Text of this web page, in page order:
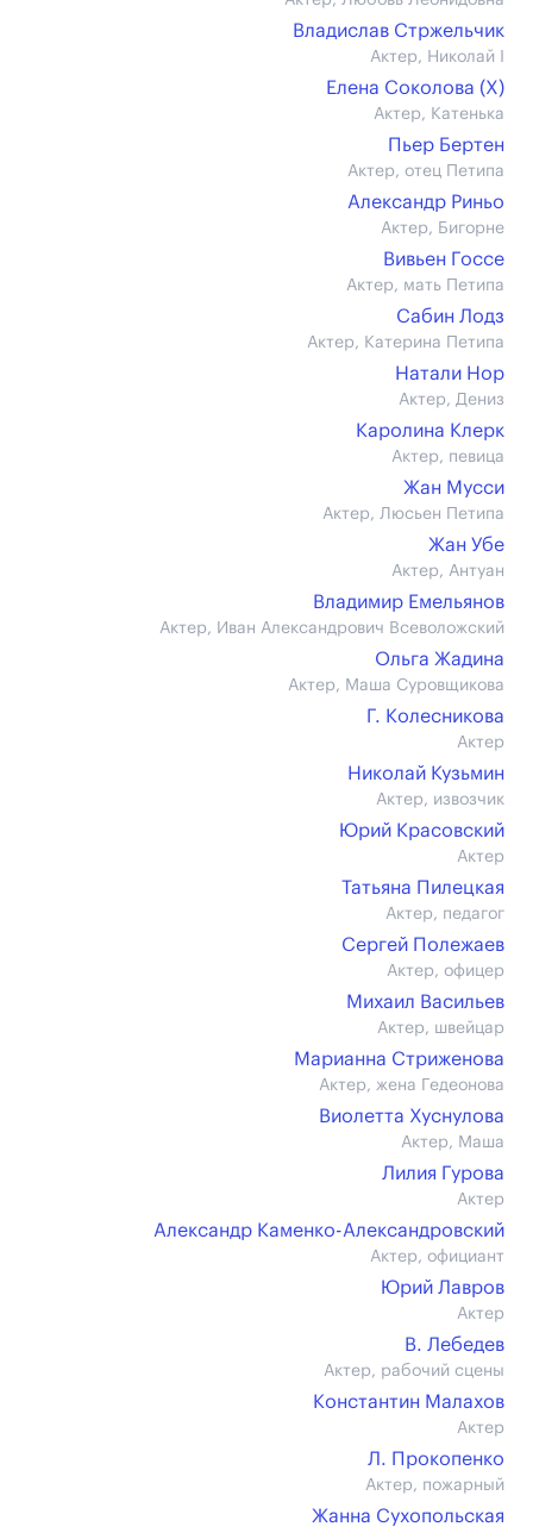
Владислав Стржельчик
Актер, Николай I
Елена Соколова (X)
Актер, Катенька
Пьер Бертен
Актер, отец Петипа
Александр Риньо
Актер, Бигорне
Вивьен Госсе
Актер, мать Петипа
Сабин Лодз
Актер, Катерина Петипа
Натали Нор
Актер, Дениз
Каролина Клерк
Актер, певица
Жан Мусси
Актер, Люсьен Петипа
Жан Убе
Актер, Антуан
Владимир Емельянов
Актер, Иван Александрович Всеволожский
Ольга Жадина
Актер, Маша Суровщикова
Г. Колесникова
Актер
Николай Кузьмин
Актер, извозчик
Юрий Красовский
Актер
Татьяна Пилецкая
Актер, педагог
Сергей Полежаев
Актер, офицер
Михаил Васильев
Актер, швейцар
Марианна Стриженова
Актер, жена Гедеонова
Виолетта Хуснулова
Актер, Маша
Лилия Гурова
Актер
Александр Каменко-Александровский
Актер, официант
Юрий Лавров
Актер
В. Лебедев
Актер, рабочий сцены
Константин Малахов
Актер
Л. Прокопенко
Актер, пожарный
Жанна Сухопольская